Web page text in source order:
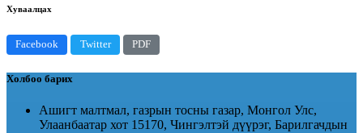
Хуваалцах
Facebook Twitter PDF
Холбоо барих
Ашигт малтмал, газрын тосны газар, Монгол Улс,
Улаанбаатар хот 15170, Чингэлтэй дүүрэг, Барилгачдын